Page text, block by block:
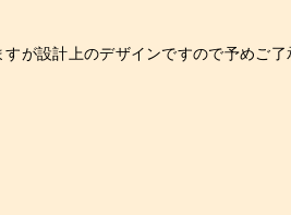
が設計上のデザインですので予めご了